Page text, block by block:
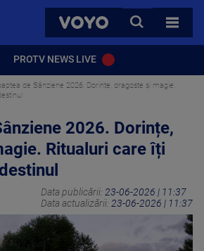
VOYO
CAUTA
TOATE
PROTV NEWS LIVE
de Sânziene 2026. Dorințe, dragoste și magie.
2026. Dorințe,
Ritualuri care îți
Data publicării: 23-06-2026 | 11:37
Data actualizării: 23-06-2026 | 11:37